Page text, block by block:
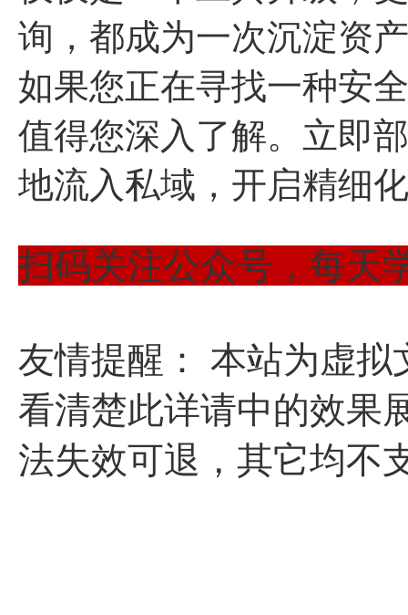
询，都成为一次沉淀资
如果您正在寻找一种安
值得您深入了解。立即
地流入私域，开启精细
扫码关注公众号，每天
友情提醒： 本站为虚
看清楚此详请中的效果
法失效可退，其它均不